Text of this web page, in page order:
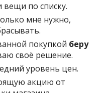
по списку.
мне нужно,
покупкой беру
своё решение.
уровень цен.
акцию от